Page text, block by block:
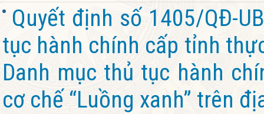
Quyết định số 1405/QĐ-
tục hành chính cấp tỉnh
Danh mục thủ tục hành
cơ chế “Luồng xanh” trên